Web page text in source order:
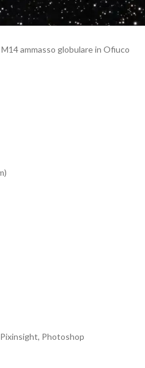
ammasso globulare in Ofiuco
Photoshop